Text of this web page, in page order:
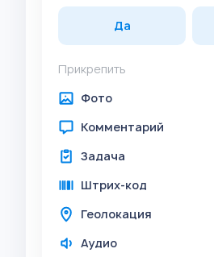
Да
Прикрепить
Фото
Комментарий
Задача
Штрих-код
Геолокация
Аудио